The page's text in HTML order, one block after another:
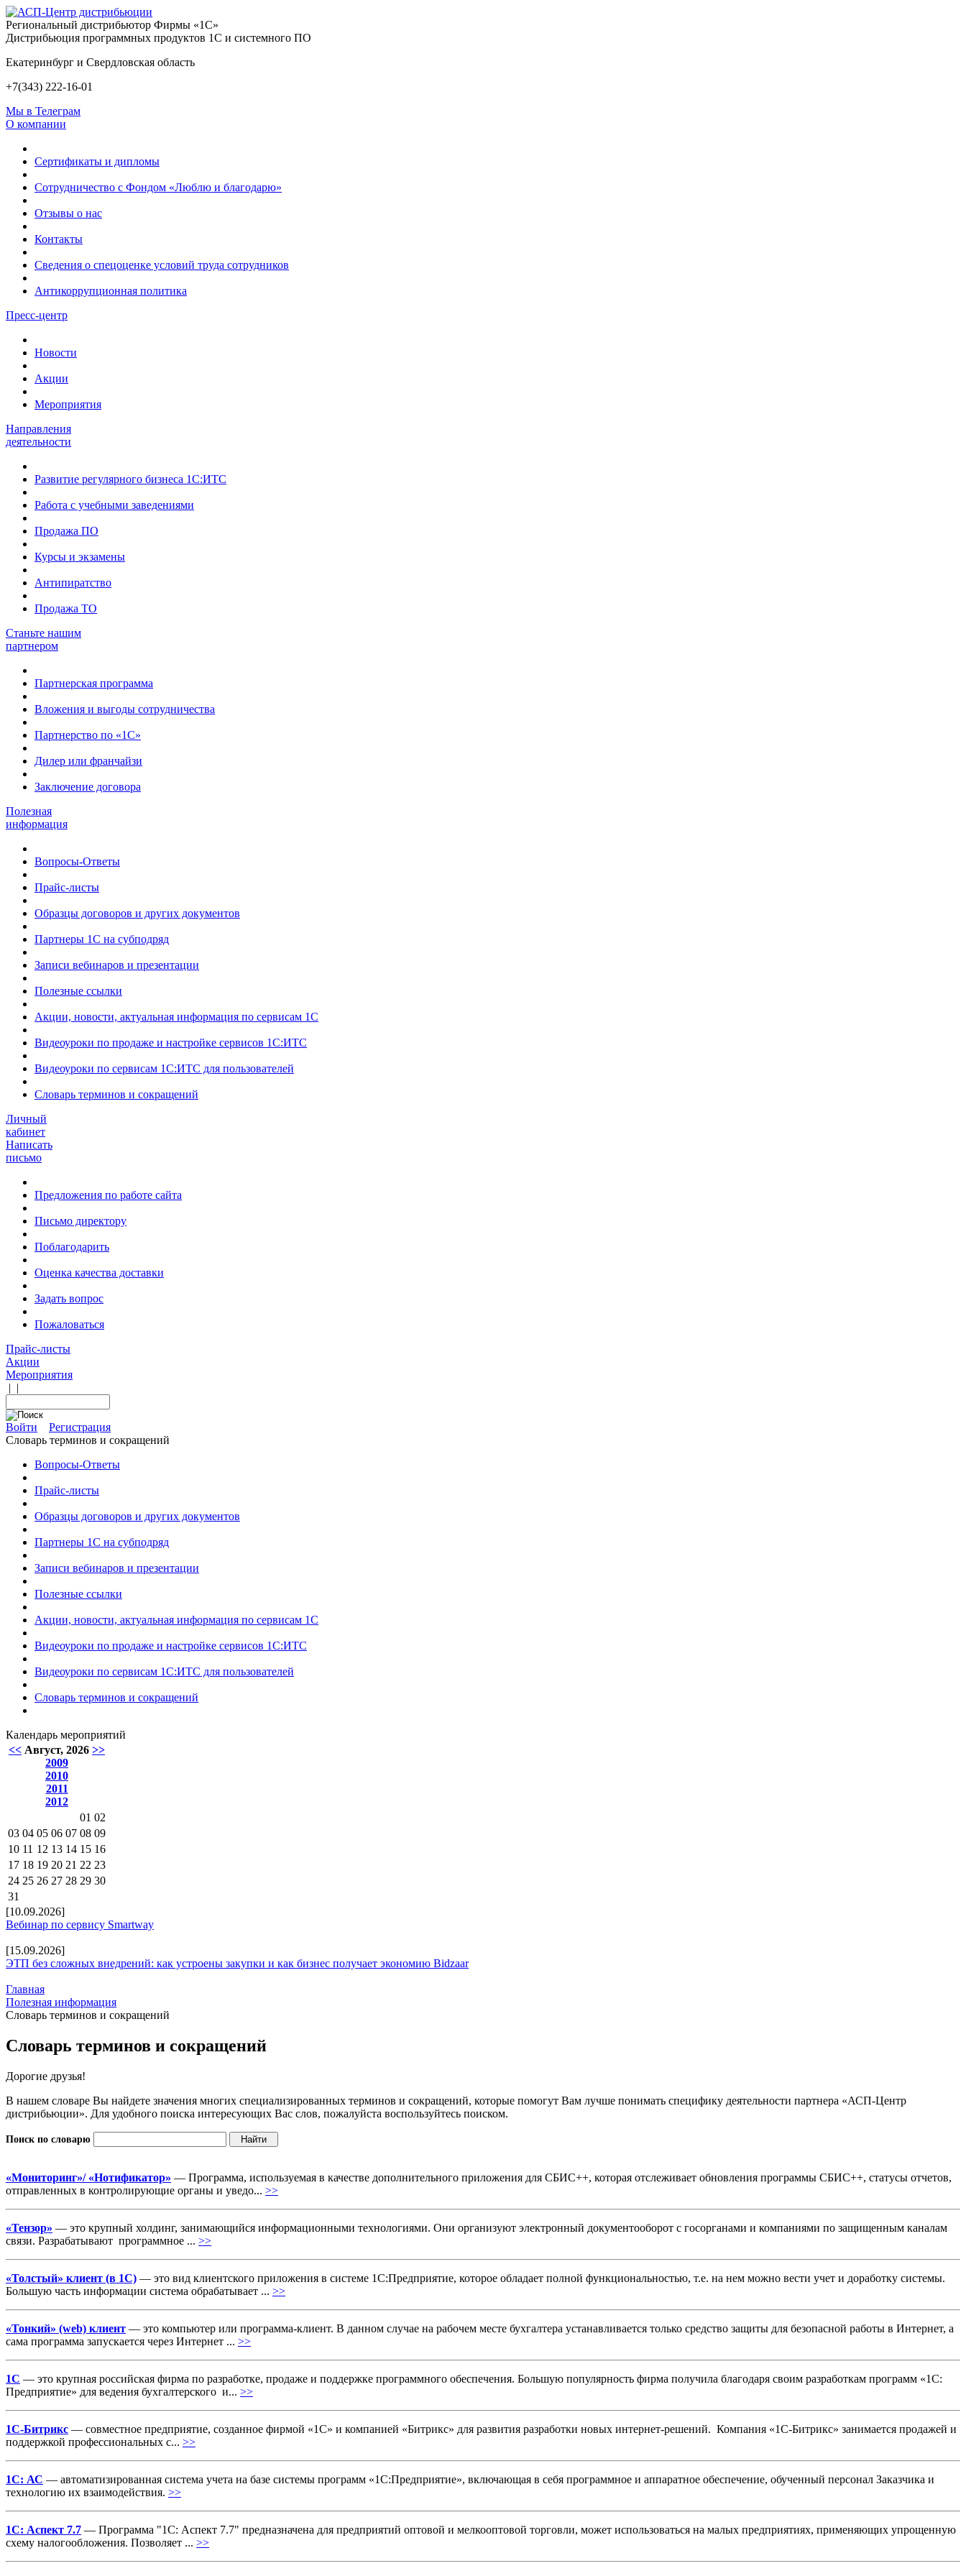
Региональный дистрибьютор Фирмы «1С»
Дистрибьюция программных продуктов 1С и системного ПО
Екатеринбург и Свердловская область
+7(343) 222-16-01
Мы в Телеграм
О компании
Сертификаты и дипломы
Сотрудничество с Фондом «Люблю и благодарю»
Отзывы о нас
Контакты
Сведения о спецоценке условий труда сотрудников
Антикоррупционная политика
Пресс-центр
Новости
Акции
Мероприятия
Направления
деятельности
Развитие регулярного бизнеса 1С:ИТС
Работа с учебными заведениями
Продажа ПО
Курсы и экзамены
Антипиратство
Продажа ТО
Станьте нашим
партнером
Партнерская программа
Вложения и выгоды сотрудничества
Партнерство по «1С»
Дилер или франчайзи
Заключение договора
Полезная
информация
Вопросы-Ответы
Прайс-листы
Образцы договоров и других документов
Партнеры 1С на субподряд
Записи вебинаров и презентации
Полезные ссылки
Акции, новости, актуальная информация по сервисам 1С
Видеоуроки по продаже и настройке сервисов 1С:ИТС
Видеоуроки по сервисам 1С:ИТС для пользователей
Словарь терминов и сокращений
Личный
кабинет
Написать
письмо
Предложения по работе сайта
Письмо директору
Поблагодарить
Оценка качества доставки
Задать вопрос
Пожаловаться
Прайс-листы
Акции
Мероприятия
| |
Войти
Регистрация
Словарь терминов и сокращений
Вопросы-Ответы
Прайс-листы
Образцы договоров и других документов
Партнеры 1С на субподряд
Записи вебинаров и презентации
Полезные ссылки
Акции, новости, актуальная информация по сервисам 1С
Видеоуроки по продаже и настройке сервисов 1С:ИТС
Видеоуроки по сервисам 1С:ИТС для пользователей
Словарь терминов и сокращений
Календарь мероприятий
<< Август, 2026 >>
2009
2010
2011
2012
01 02
03 04 05 06 07 08 09
10 11 12 13 14 15 16
17 18 19 20 21 22 23
24 25 26 27 28 29 30
31
[10.09.2026]
Вебинар по сервису Smartway
[15.09.2026]
ЭТП без сложных внедрений: как устроены закупки и как бизнес получает экономию Bidzaar
Главная
Полезная информация
Словарь терминов и сокращений
Словарь терминов и сокращений
Дорогие друзья!
В нашем словаре Вы найдете значения многих специализированных терминов и сокращений, которые помогут Вам лучше понимать специфику деятельности партнера «АСП-Центр
дистрибьюции». Для удобного поиска интересующих Вас слов, пожалуйста воспользуйтесь поиском.
Поиск по словарю
«Мониторинг»/ «Нотификатор» — Программа, используемая в качестве дополнительного приложения для СБИС++, которая отслеживает обновления программы СБИС++, статусы отчетов,
отправленных в контролирующие органы и уведо... >>
«Тензор» — это крупный холдинг, занимающийся информационными технологиями. Они организуют электронный документооборот с госорганами и компаниями по защищенным каналам
связи. Разрабатывают программное ... >>
«Толстый» клиент (в 1C) — это вид клиентского приложения в системе 1С:Предприятие, которое обладает полной функциональностью, т.е. на нем можно вести учет и доработку системы.
Большую часть информации система обрабатывает ... >>
«Тонкий» (web) клиент — это компьютер или программа-клиент. В данном случае на рабочем месте бухгалтера устанавливается только средство защиты для безопасной работы в Интернет, а
сама программа запускается через Интернет ... >>
1С — это крупная российская фирма по разработке, продаже и поддержке программного обеспечения. Большую популярность фирма получила благодаря своим разработкам программ «1С:
Предприятие» для ведения бухгалтерского и... >>
1С-Битрикс — совместное предприятие, созданное фирмой «1С» и компанией «Битрикс» для развития разработки новых интернет-решений. Компания «1С-Битрикс» занимается продажей и
поддержкой профессиональных с... >>
1С: АС — автоматизированная система учета на базе системы программ «1С:Предприятие», включающая в себя программное и аппаратное обеспечение, обученный персонал Заказчика и
технологию их взаимодействия. >>
1С: Аспект 7.7 — Программа "1С: Аспект 7.7" предназначена для предприятий оптовой и мелкооптовой торговли, может использоваться на малых предприятиях, применяющих упрощенную
схему налогообложения. Позволяет ... >>